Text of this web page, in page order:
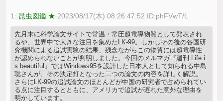
1: 昆虫図鑑 ★ 2023/08/17(木) 08:26:47.52 ID:phFVwT/L
先月末に科学論文サイトで常温・常圧超電導物質として発表され
るや、世界中で大きな注目を集めたLK-99。しかしその後の各国研
究機関による追試実験の結果、残念ながらこの物質には超電導性
が認められないことが判明しました。今回のメルマガ『週刊 Life i
s beautiful』ではWindows95を設計した日本人として知られる中島
聡さんが、その決定打となった二つの論文の内容を詳しく解説。
さらにLK-99の追試論文のほとんどが中国の研究者で占められてい
る点に注目するとともに、アメリカで追試が遅れた意外な理由を
明かしています。